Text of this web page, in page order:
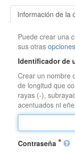
Información de la
Puede crear una
sus otras
Identificador de
Crear un nombre
de longitud que
rayas (-),
acentuados ni
Contraseña